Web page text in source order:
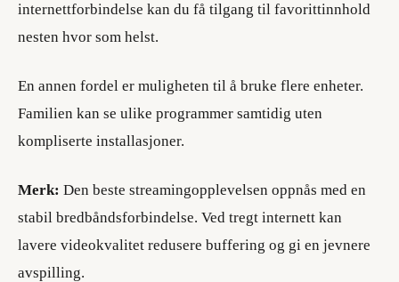
internettforbindelse kan du få tilgang til favorittinnhold
nesten hvor som helst.
En annen fordel er muligheten til å bruke flere enheter.
Familien kan se ulike programmer samtidig uten
kompliserte installasjoner.
Merk: Den beste streamingopplevelsen oppnås med en
stabil bredbåndsforbindelse. Ved tregt internett kan
lavere videokvalitet redusere buffering og gi en jevnere
avspilling.